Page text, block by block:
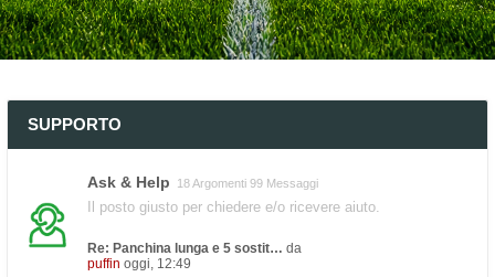
SUPPORTO
Ask & Help 18 Argomenti 99 Messaggi
Il posto giusto per chiedere e/o ricevere aiuto.
Re: Panchina lunga e 5 sostit… da
puffin oggi, 12:49